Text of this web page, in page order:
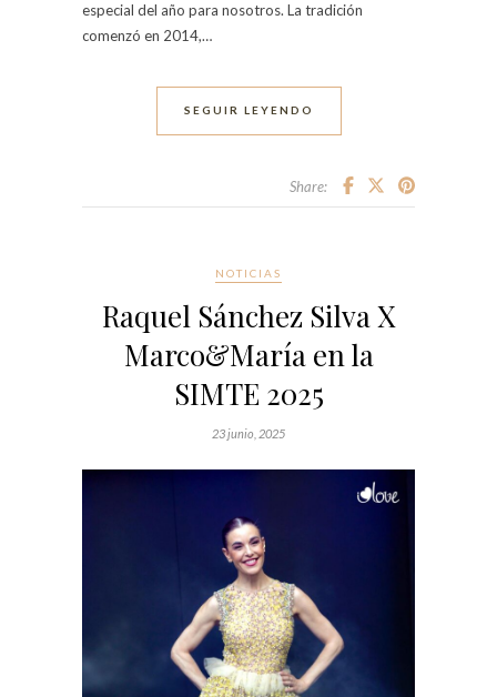
especial del año para nosotros. La tradición
comenzó en 2014,…
SEGUIR LEYENDO
Share:
NOTICIAS
Raquel Sánchez Silva X
Marco&María en la
SIMTE 2025
23 junio, 2025